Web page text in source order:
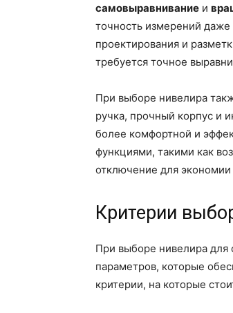
самовыравнивание и
точность измерений даже
проектирования и
требуется точное
При выборе нивелира
ручка, прочный корпус и
более комфортной и
функциями, такими как
отключение для экономии
Критерии
При выборе нивелира для
параметров, которые
критерии, на которые